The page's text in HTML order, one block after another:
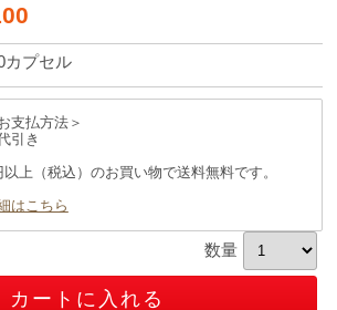
カプセル
支払方法＞
引き
上（税込）のお買い物で送料無料です。
はこちら
数量